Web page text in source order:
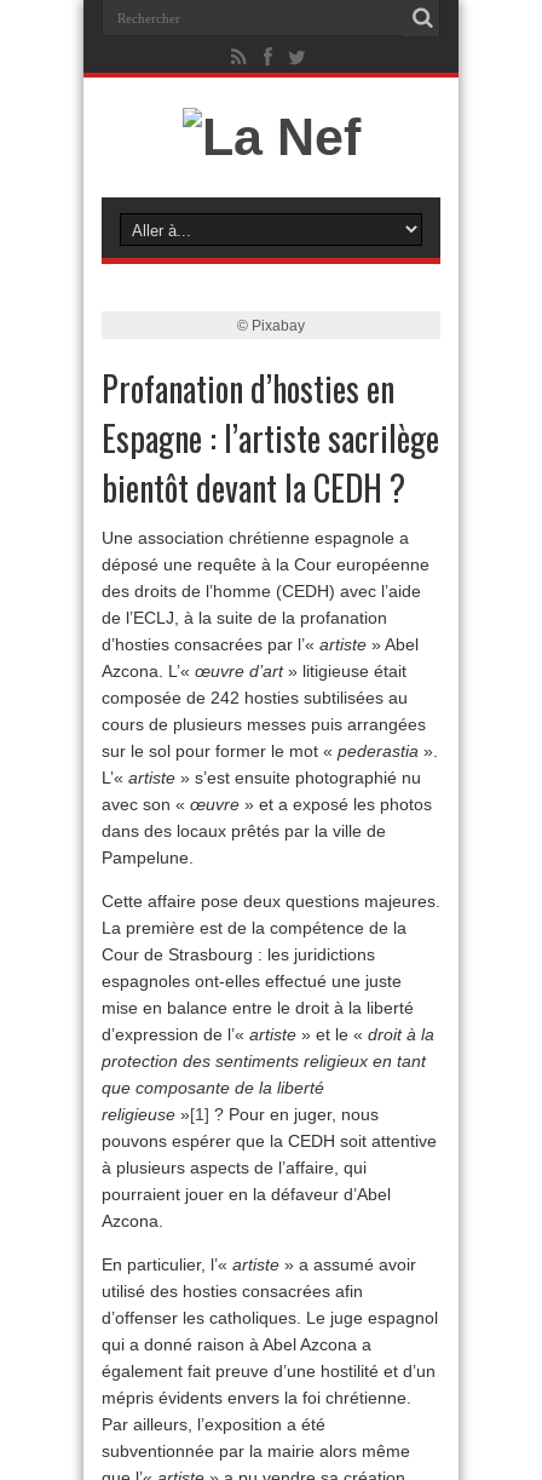
© Pixabay
Profanation d’hosties en
Espagne : l’artiste sacrilège
bientôt devant la CEDH ?
Une association chrétienne espagnole a
déposé une requête à la Cour européenne
des droits de l’homme (CEDH) avec l’aide
de l’ECLJ, à la suite de la profanation
d’hosties consacrées par l’« artiste » Abel
Azcona. L’« œuvre d’art» litigieuse était
composée de 242 hosties subtilisées au
cours de plusieurs messes puis arrangées
sur le sol pour former le mot « pederastia ».
L’« artiste » s’est ensuite photographié nu
avec son « œuvre » et a exposé les photos
dans des locaux prêtés par la ville de
Pampelune.
Cette affaire pose deux questions majeures.
La première est de la compétence de la
Cour de Strasbourg : les juridictions
espagnoles ont-elles effectué une juste
mise en balance entre le droit à la liberté
d’expression de l’« artiste » et le « droit à la
protection des sentiments religieux en tant
que composante de la liberté
religieuse »[1] ? Pour en juger, nous
pouvons espérer que la CEDH soit attentive
à plusieurs aspects de l’affaire, qui
pourraient jouer en la défaveur d’Abel
Azcona.
En particulier, l’« artiste » a assumé avoir
utilisé des hosties consacrées afin
d’offenser les catholiques. Le juge espagnol
qui a donné raison à Abel Azcona a
également fait preuve d’une hostilité et d’un
mépris évidents envers la foi chrétienne.
Par ailleurs, l’exposition a été
subventionnée par la mairie alors même